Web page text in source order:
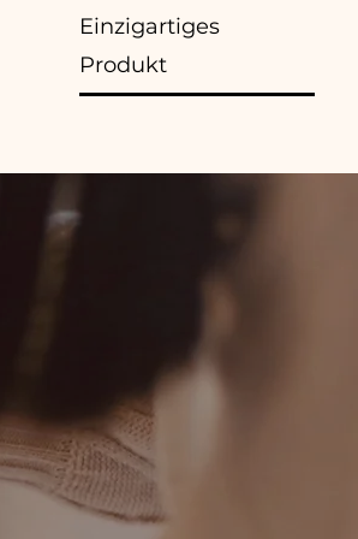
Einzigartiges
Produkt